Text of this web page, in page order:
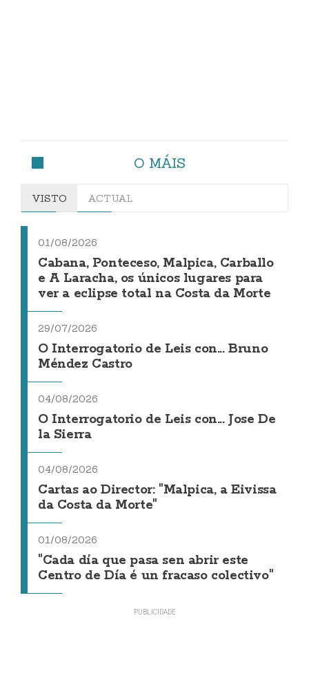
O MÁIS
VISTO ACTUAL
01/08/2026
Cabana, Ponteceso, Malpica, Carballo
e A Laracha, os únicos lugares para
ver a eclipse total na Costa da Morte
29/07/2026
O Interrogatorio de Leis con... Bruno
Méndez Castro
04/08/2026
O Interrogatorio de Leis con... Jose De
la Sierra
04/08/2026
Cartas ao Director: "Malpica, a Eivissa
da Costa da Morte"
01/08/2026
"Cada día que pasa sen abrir este
Centro de Día é un fracaso colectivo"